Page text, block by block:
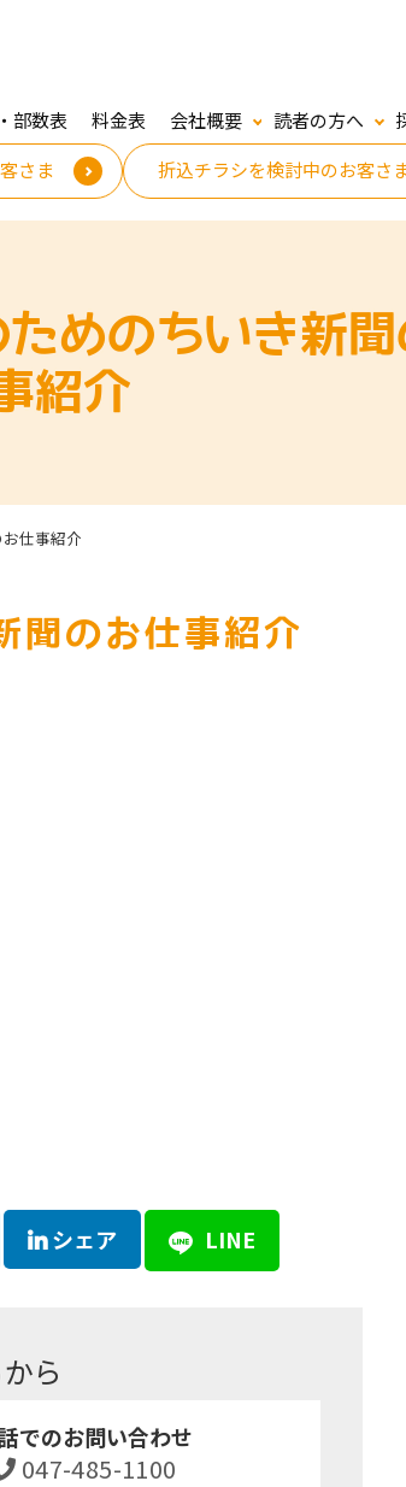
部数表 料金表 会社概要 読者の方へ
さま
折込チラシを検討中のお客さ
めのちいき新
紹介
仕事紹介
聞のお仕事紹介
シェア LINE
ら
でのお問い合わせ
047-485-1100